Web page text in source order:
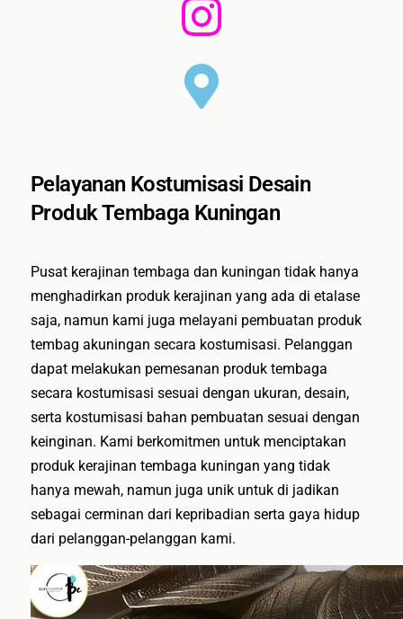
Pelayanan Kostumisasi Desain
Produk Tembaga Kuningan
Pusat kerajinan tembaga dan kuningan tidak hanya
menghadirkan produk kerajinan yang ada di etalase
saja, namun kami juga melayani pembuatan produk
tembag akuningan secara kostumisasi. Pelanggan
dapat melakukan pemesanan produk tembaga
secara kostumisasi sesuai dengan ukuran, desain,
serta kostumisasi bahan pembuatan sesuai dengan
keinginan. Kami berkomitmen untuk menciptakan
produk kerajinan tembaga kuningan yang tidak
hanya mewah, namun juga unik untuk di jadikan
sebagai cerminan dari kepribadian serta gaya hidup
dari pelanggan-pelanggan kami.